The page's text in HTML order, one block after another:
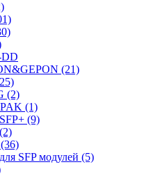
(21)
(2)
(1)
(9)
(2)
(36)
SFP модулей (5)